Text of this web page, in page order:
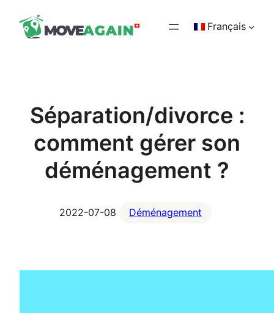
Français
Séparation/divorce :
comment gérer son
déménagement ?
2022-07-08 Déménagement